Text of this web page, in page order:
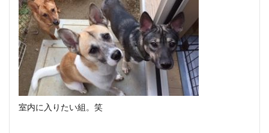
室内に入りたい組。笑